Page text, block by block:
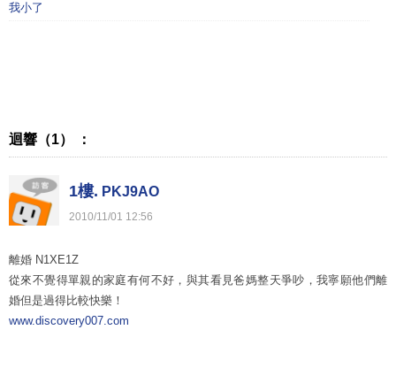
我小了
迴響（1） ：
1樓. PKJ9AO
2010/11/01 12:56
離婚 N1XE1Z
從來不覺得單親的家庭有何不好，與其看見爸媽整天爭吵，我寧願他們離
婚但是過得比較快樂！
www.discovery007.com